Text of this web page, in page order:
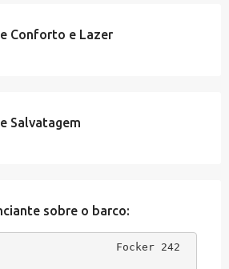
Conforto e Lazer
Salvatagem
sobre o barco:
Focker 242